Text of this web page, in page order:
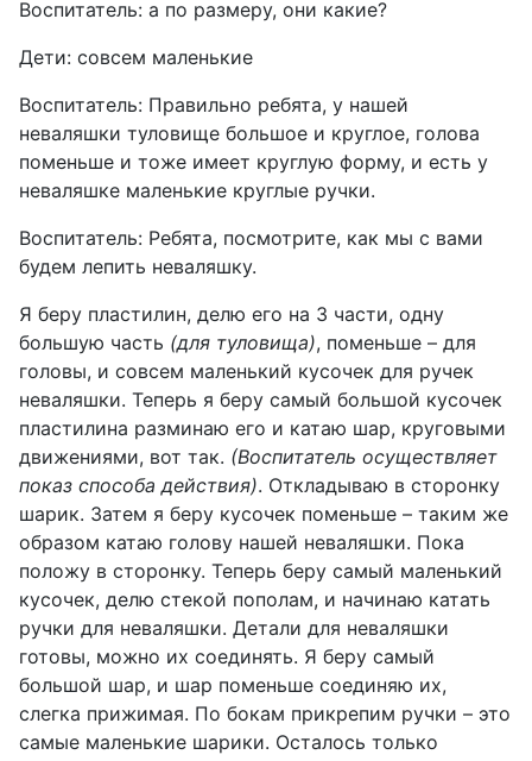
Воспитатель: а по размеру, они какие?
Дети: совсем маленькие
Воспитатель: Правильно ребята, у нашей
неваляшки туловище большое и круглое, голова
поменьше и тоже имеет круглую форму, и есть у
неваляшке маленькие круглые ручки.
Воспитатель: Ребята, посмотрите, как мы с вами
будем лепить неваляшку.
Я беру пластилин, делю его на 3 части, одну
большую часть (для туловища), поменьше – для
головы, и совсем маленький кусочек для ручек
неваляшки. Теперь я беру самый большой кусочек
пластилина разминаю его и катаю шар, круговыми
движениями, вот так. (Воспитатель осуществляет
показ способа действия). Откладываю в сторонку
шарик. Затем я беру кусочек поменьше – таким же
образом катаю голову нашей неваляшки. Пока
положу в сторонку. Теперь беру самый маленький
кусочек, делю стекой пополам, и начинаю катать
ручки для неваляшки. Детали для неваляшки
готовы, можно их соединять. Я беру самый
большой шар, и шар поменьше соединяю их,
слегка прижимая. По бокам прикрепим ручки – это
самые маленькие шарики. Осталось только